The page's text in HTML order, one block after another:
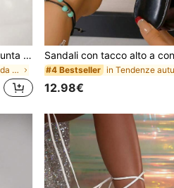
Sandali con tacco a spillo e punta quadrata, design a cinturini incrociati, slip-on, sandali con tacco alto alla moda per donne, tacchi alti neri comodi, tacco kitten, tacchi alti eleganti per donne, adatti per occasioni formali
in Strappy Sandali da donna #4 Bestseller
12.98€